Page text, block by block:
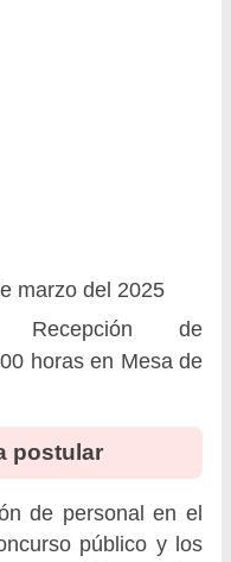
marzo del 2025
de
horas en Mesa de
postular
de personal en el
público y los